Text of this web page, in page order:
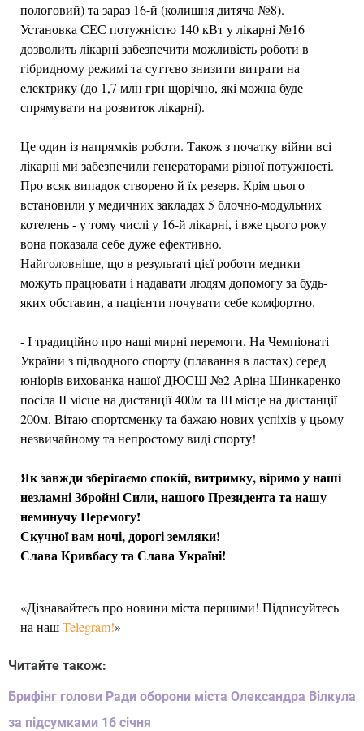
пологовий) та зараз 16-й (колишня дитяча №8).
Установка СЕС потужністю 140 кВт у лікарні №16
дозволить лікарні забезпечити можливість роботи в
гібридному режимі та суттєво знизити витрати на
електрику (до 1,7 млн грн щорічно, які можна буде
спрямувати на розвиток лікарні).
Це один із напрямків роботи. Також з початку війни всі
лікарні ми забезпечили генераторами різної потужності.
Про всяк випадок створено й їх резерв. Крім цього
встановили у медичних закладах 5 блочно-модульних
котелень - у тому числі у 16-й лікарні, і вже цього року
вона показала себе дуже ефективно.
Найголовніше, що в результаті цієї роботи медики
можуть працювати і надавати людям допомогу за будь-
яких обставин, а пацієнти почувати себе комфортно.
- І традиційно про наші мирні перемоги. На Чемпіонаті
України з підводного спорту (плавання в ластах) серед
юніорів вихованка нашої ДЮСШ №2 Аріна Шинкаренко
посіла ІІ місце на дистанції 400м та ІІІ місце на дистанції
200м. Вітаю спортсменку та бажаю нових успіхів у цьому
незвичайному та непростому виді спорту!
Як завжди зберігаємо спокій, витримку, віримо у наші
незламні Збройні Сили, нашого Президента та нашу
неминучу Перемогу!
Скучної вам ночі, дорогі земляки!
Слава Кривбасу та Слава Україні!
«Дізнавайтесь про новини міста першими! Підписуйтесь
на нашTelegram!»
Читайте також:
Брифінг голови Ради оборони міста Олександра Вілкула
за підсумками 16 січня